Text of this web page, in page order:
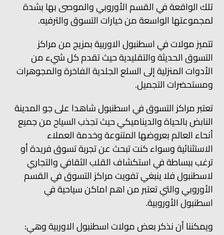
تلك الواقعة في القسم الأوروبي والموصى بها بشدة
لمجموعتها الواسعة من خيارات التسوق والترفيه.
تتميز مولات في اسطنبول الاوربية بمزيج من مراكز
التسوق الحديثة والتقليدية حيث تقدم كل شيء من
الأدوات المنزلية إلى السلع الجلدية الفاخرة والمجوهرات
ومستحضرات التجميل.
تعتبر مراكز التسوق في اسطنبول شاهدا على جو المدينة
النابض بالحياة والديناميكي حيث تجذب السياح من جميع
أنحاء العالم بعروضها المتنوعة وخدمة العملاء
الاستثنائية وسواء كنت تبحث عن تجربة تسوق فريدة أو
ترغب ببساطة في استكشاف القلب الثقافي والتجاري
لاسطنبول فلا ينبغي تفويت مراكز التسوق في القسم
الأوروبي والتي تعتبر من اهم اماكن سياحية في
اسطنبول الأوروبية.
ويمكننا أن نذكر بعض مولات اسطنبول الاوربية وهي: